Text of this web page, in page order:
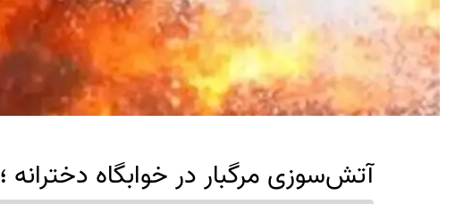
آتش‌سوزی مرگبار در خوابگاه دخترانه ؛ 10 دانش‌آموز جان باختند